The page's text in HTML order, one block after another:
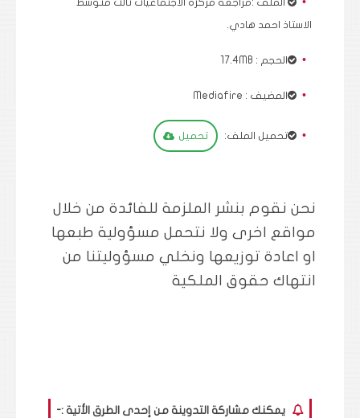
الملف :مراجعة مركزة الاجتماعيات ثالث متوسط
الاستاذ احمد هادي.
الحجم : 17.4MB
المضيف : Mediafire
تحميل الملف: تحميل
نحن نقوم بنشر الملزمة للفائدة من خلال
مواقع اخرى ولا نتحمل مسؤولية طبعها
او اعادة توزيعها ونخلي مسؤوليتنا من
انتهاك حقوق الملكية
يمكنك مشاركة التدوينة من إحدى الطرق الأتية :-